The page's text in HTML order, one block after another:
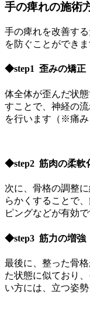
手の痺れの施術
手の痺れを改善す
を防ぐことができ
◆step1 歪みの矯正
体全体が歪んだ状
すことで、神経の
を行います（※痛み
◆step2 筋肉の柔軟
次に、骨格の調整
らかくすることで
ピングなどが有効で
◆step3 筋力の増強
最後に、整った骨
た状態に似ており
い方には、立つ姿